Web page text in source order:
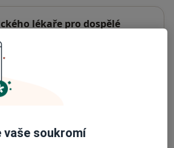
lékaře pro dospělé
kalendář není aktivní
situaci udělat?
vaše soukromí